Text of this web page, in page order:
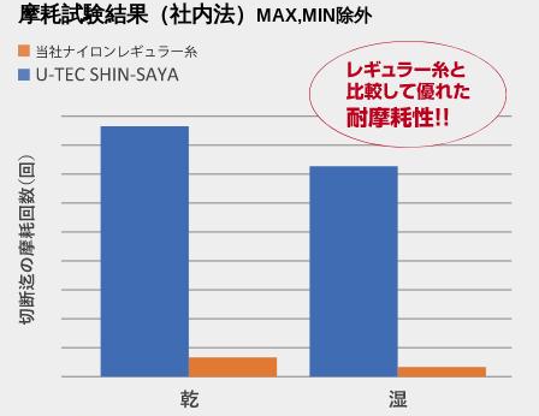
摩耗試験結果（社内法） MAX,MIN除外